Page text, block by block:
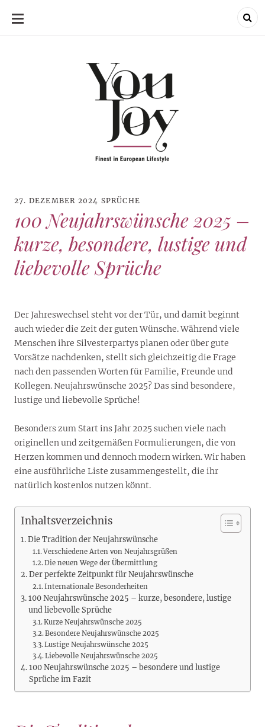
SKIP
27. DEZEMBER 2024 SPRÜCHE
100 Neujahrswünsche 2025 –
kurze, besondere, lustige und
liebevolle Sprüche
Der Jahreswechsel steht vor der Tür, und damit beginnt
auch wieder die Zeit der guten Wünsche. Während viele
Menschen ihre Silvesterpartys planen oder über gute
Vorsätze nachdenken, stellt sich gleichzeitig die Frage
nach den passenden Worten für Familie, Freunde und
Kollegen. Neujahrswünsche 2025? Das sind besondere,
lustige und liebevolle Sprüche!
Besonders zum Start ins Jahr 2025 suchen viele nach
originellen und zeitgemäßen Formulierungen, die von
Herzen kommen und dennoch modern wirken. Wir haben
eine ausführliche Liste zusammengestellt, die ihr
natürlich kostenlos nutzen könnt.
Inhaltsverzeichnis
Die Tradition der Neujahrswünsche
Verschiedene Arten von Neujahrsgrüßen
Die neuen Wege der Übermittlung
Der perfekte Zeitpunkt für Neujahrswünsche
Internationale Besonderheiten
100 Neujahrswünsche 2025 – kurze, besondere, lustige
und liebevolle Sprüche
Kurze Neujahrswünsche 2025
Besondere Neujahrswünsche 2025
Lustige Neujahrswünsche 2025
Liebevolle Neujahrswünsche 2025
100 Neujahrswünsche 2025 – besondere und lustige
Sprüche im Fazit